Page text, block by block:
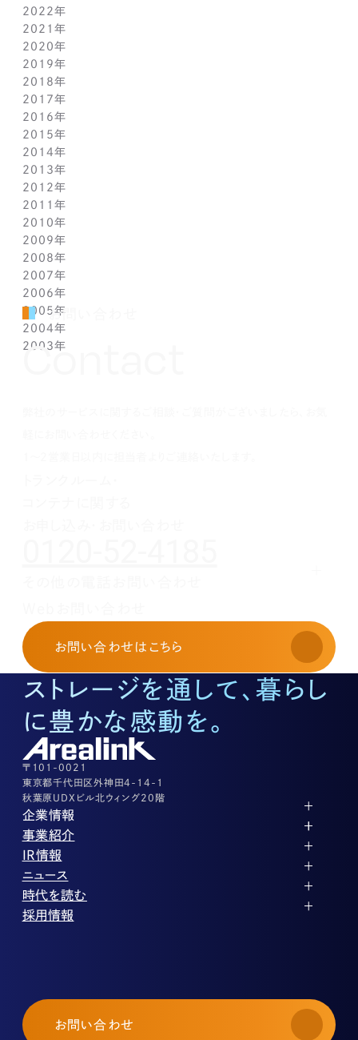
5月(6)
4月(12)
3月(13)
2月(9)
1月(4)
10月(8)
9月(12)
8月(8)
7月(10)
6月(6)
5月(7)
4月(11)
3月(9)
2月(10)
1月(5)
11月(5)
10月(12)
9月(4)
8月(5)
7月(11)
6月(7)
5月(5)
4月(11)
3月(6)
2月(13)
1月(2)
12月(3)
11月(13)
10月(11)
9月(3)
8月(5)
7月(8)
6月(2)
5月(12)
4月(5)
3月(8)
2月(9)
1月(3)
2022年
12月(2)
11月(4)
10月(4)
9月(1)
8月(3)
7月(6)
6月(2)
5月(4)
4月(6)
3月(8)
2月(8)
1月(2)
2021年
12月(4)
11月(2)
10月(6)
9月(3)
8月(2)
7月(7)
6月(1)
5月(5)
4月(6)
3月(9)
2月(7)
1月(3)
2020年
12月(2)
11月(3)
10月(5)
9月(3)
8月(3)
7月(5)
6月(1)
5月(3)
4月(6)
3月(3)
2月(6)
1月(1)
2019年
12月(2)
11月(3)
10月(4)
9月(1)
8月(4)
7月(5)
6月(1)
5月(4)
4月(5)
3月(4)
2月(4)
1月(2)
2018年
12月(2)
11月(7)
10月(8)
9月(7)
8月(8)
7月(7)
6月(7)
5月(9)
4月(7)
3月(6)
2月(5)
1月(1)
2017年
12月(2)
11月(5)
10月(5)
9月(5)
8月(6)
7月(7)
6月(1)
5月(3)
4月(3)
3月(3)
2月(5)
2016年
12月(2)
11月(3)
10月(7)
9月(2)
8月(3)
7月(6)
6月(5)
5月(4)
4月(3)
3月(2)
2月(7)
1月(1)
2015年
12月(3)
11月(6)
10月(7)
9月(3)
8月(8)
7月(7)
6月(5)
5月(4)
4月(4)
3月(3)
2月(5)
1月(3)
2014年
12月(2)
11月(7)
10月(7)
9月(6)
8月(5)
7月(9)
6月(6)
5月(3)
4月(7)
3月(3)
2月(6)
2013年
12月(6)
11月(6)
10月(5)
9月(7)
8月(4)
7月(3)
6月(1)
5月(5)
4月(1)
3月(1)
2012年
12月(1)
11月(1)
10月(1)
9月(1)
8月(1)
7月(3)
5月(2)
4月(1)
3月(1)
2011年
12月(1)
11月(1)
10月(2)
8月(2)
7月(4)
5月(2)
4月(1)
3月(3)
2010年
12月(1)
11月(1)
10月(2)
9月(1)
8月(2)
7月(3)
5月(2)
2009年
11月(6)
10月(9)
9月(3)
8月(1)
7月(5)
6月(2)
2008年
11月(4)
10月(2)
9月(2)
8月(4)
7月(3)
2007年
12月(2)
11月(2)
10月(1)
9月(2)
2006年
12月(1)
11月(1)
10月(2)
2005年
10月(2)
8月(4)
2004年
12月(4)
2003年
お問い合わせ
Contact
お申し込み・お問い合わせ
03-3526-8568
土地活用に関するお問い合わせ
03-3526-8574
底地に関するお問い合わせ
03-3526-8572
株式に関するお問い合わせ
03-3526-8556
その他上記に当てはまらない案件等
03-3526-8556
お問い合わせ はこちら
ストレージを通して、暮らし
に豊かな感動を。
〒101-0021
東京都千代田区外神田4-14-1
秋葉原UDXビル北ウィング20階
企業情報
代表メッセージ
企業理念
会社概要
役員紹介
沿革
コーポレートガバナンス
事業紹介
ストレージ事業
パートナー制度
ストレージライフ
土地権利整備事業
オフィス事業
アセット事業
IR情報
IRカレンダー
中期経営計画
事業等のリスク
株式・株主情報
個人投資家の皆様へ
よくある質問・用語集
ニュース
PR
IR
時代を読む
投稿一覧
採用情報
採用エントリー
お問い合わせ